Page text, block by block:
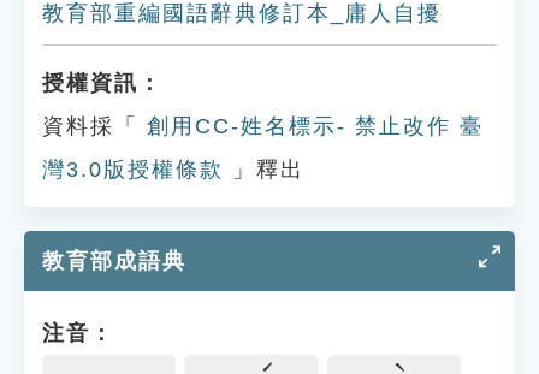
教育部重編國語辭典修訂本_庸人自擾
授權資訊：
資料採「
創用CC-姓名標示- 禁止改作 臺
灣3.0版授權條款
」釋出
教育部成語典
注音：